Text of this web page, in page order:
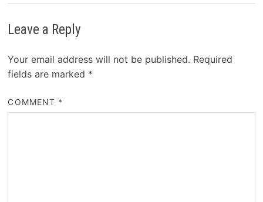
Leave a Reply
Your email address will not be published. Required
fields are marked *
COMMENT *